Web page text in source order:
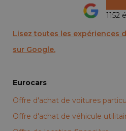
1152
Lisez toutes les expériences
sur Google.
Eurocars
Offre d'achat de voitures
Offre d'achat de véhicule